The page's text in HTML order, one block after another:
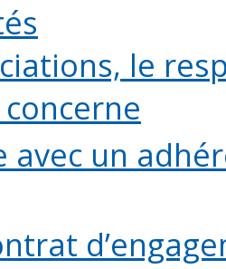
le
avec un